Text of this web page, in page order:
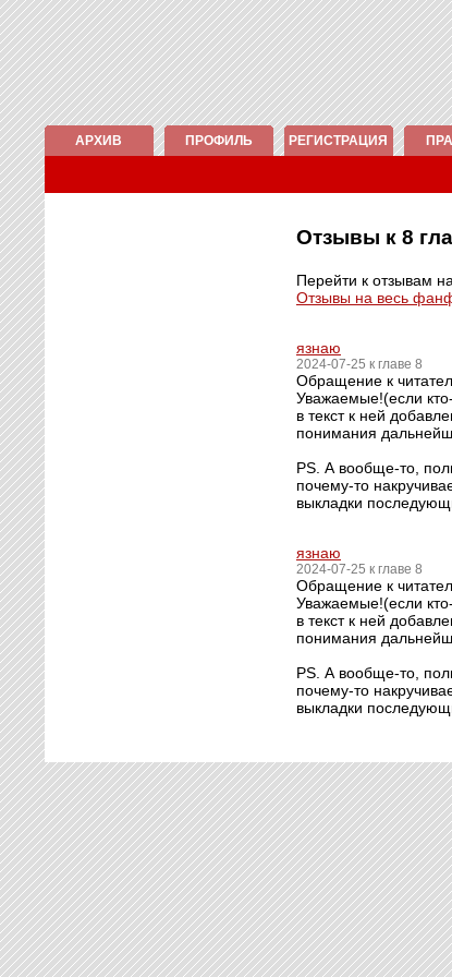
АРХИВ ПРОФИЛЬ РЕГИСТРАЦИЯ
Отзывы к 8
Перейти к отзывам
Отзывы на весь
язнаю
2024-07-25 к главе 8
Обращение к
Уважаемые!(если
в текст к ней
понимания
PS. А вообще-то,
почему-то
выкладки
язнаю
2024-07-25 к главе 8
Обращение к
Уважаемые!(если
в текст к ней
понимания
PS. А вообще-то,
почему-то
выкладки